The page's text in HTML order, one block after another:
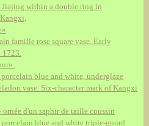
Jiajing within a double ring in
famille rose square vase. Early
1723.
blue and white, underglaze
vase. Six-character mark of Kangxi
d'un saphir de taille coussin
porcelain blue and white triple-gourd